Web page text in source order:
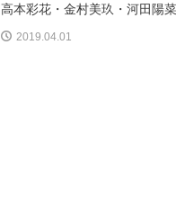
高本彩花・金村美玖・河田陽
2019.04.01